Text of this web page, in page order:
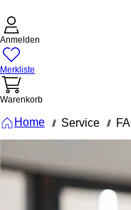
Anmelden
Merkliste
Warenkorb
Home /// Service ///